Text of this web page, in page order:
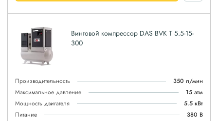
Винтовой компрессор DAS BVK T 5.5-15-
300
Производительность
350 л/мин
Максимальное давление
15 атм
Мощность двигателя
5.5 кВт
Питание
380 В